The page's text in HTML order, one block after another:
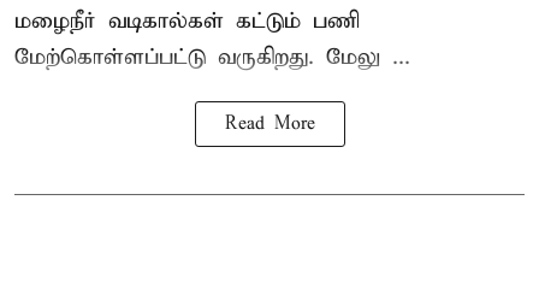
மழைநீர் வடிகால்கள் கட்டும் பணி
மேற்கொள்ளப்பட்டு வருகிறது. மேலு ...
Read More